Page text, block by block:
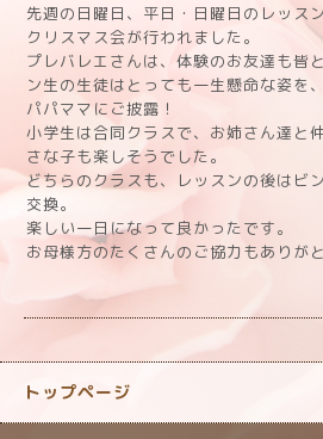
先週の日曜日、平日・日曜日のレッス
クリスマス会が行われました。
プレバレエさんは、体験のお友達も皆
ン生の生徒はとっても一生懸命な姿を、
パパママにご披露！
小学生は合同クラスで、お姉さん達と
さな子も楽しそうでした。
どちらのクラスも、レッスンの後はビ
交換。
楽しい一日になって良かったです。
お母様方のたくさんのご協力もありが
トップページ